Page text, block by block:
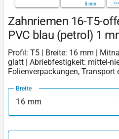
Zahnriemen 16-T5-
PVC blau (petrol) 1
Profil: T5 | Breite: 16 mm |
glatt | Abriebfestigkeit: mittel-
Folienverpackungen, Transport
Breite
16 mm